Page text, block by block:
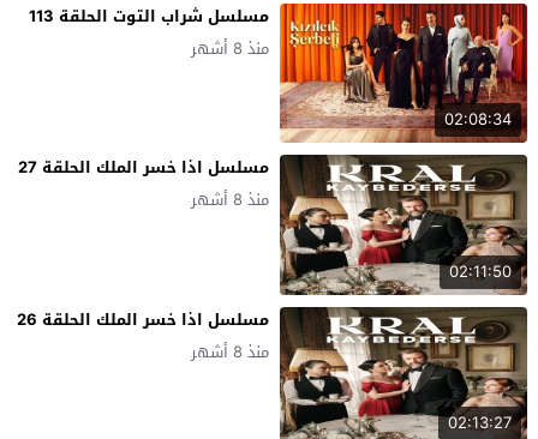
02:08:34
مسلسل شراب التوت الحلقة 113
منذ 8 أشهر
02:11:50
مسلسل اذا خسر الملك الحلقة 27
منذ 8 أشهر
02:13:27
مسلسل اذا خسر الملك الحلقة 26
منذ 8 أشهر